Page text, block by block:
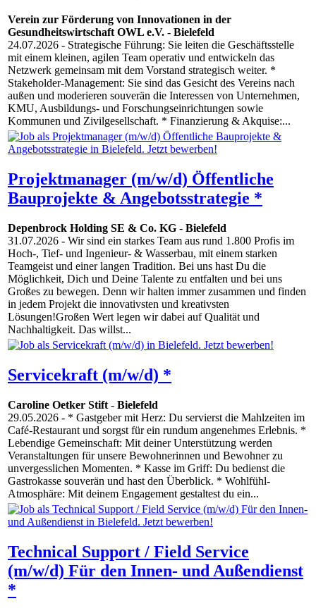
Verein zur Förderung von Innovationen in der
Gesundheitswirtschaft OWL e.V. - Bielefeld
24.07.2026 - Strategische Führung: Sie leiten die Geschäftsstelle
mit einem kleinen, agilen Team operativ und entwickeln das
Netzwerk gemeinsam mit dem Vorstand strategisch weiter. *
Stakeholder-Management: Sie sind das Gesicht des Vereins nach
außen und moderieren souverän die Interessen von Unternehmen,
KMU, Ausbildungs- und Forschungseinrichtungen sowie
Kommunen und Zivilgesellschaft. * Finanzierung & Akquise:...
Projektmanager (m/w/d) Öffentliche
Bauprojekte & Angebotsstrategie *
Depenbrock Holding SE & Co. KG - Bielefeld
31.07.2026 - Wir sind ein starkes Team aus rund 1.800 Profis im
Hoch-, Tief- und Ingenieur- & Wasserbau, mit einem starken
Teamgeist und einer langen Tradition. Bei uns hast Du die
Möglichkeit, Dich und Deine Talente zu entfalten und bei uns
Großes zu bewegen. Denn wir halten immer zusammen und finden
in jedem Projekt die innovativsten und kreativsten
Lösungen!Großen Wert legen wir dabei auf Qualität und
Nachhaltigkeit. Das willst...
Servicekraft (m/w/d) *
Caroline Oetker Stift - Bielefeld
29.05.2026 - * Gastgeber mit Herz: Du servierst die Mahlzeiten im
Café-Restaurant und sorgst für ein rundum angenehmes Erlebnis. *
Lebendige Gemeinschaft: Mit deiner Unterstützung werden
Veranstaltungen für unsere Bewohnerinnen und Bewohner zu
unvergesslichen Momenten. * Kasse im Griff: Du bedienst die
Gastrokasse souverän und hast den Überblick. * Wohlfühl-
Atmosphäre: Mit deinem Engagement gestaltest du ein...
Technical Support / Field Service
(m/w/d) Für den Innen- und Außendienst
*